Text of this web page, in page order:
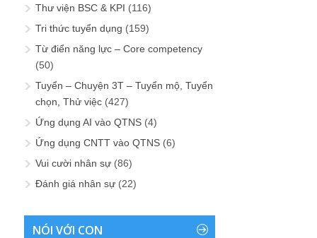
Thư viện BSC & KPI (116)
Tri thức tuyển dụng (159)
Từ điển năng lực – Core competency
(50)
Tuyển – Chuyện 3T – Tuyển mộ, Tuyển
chọn, Thử việc (427)
Ứng dụng AI vào QTNS (4)
Ứng dụng CNTT vào QTNS (6)
Vui cười nhân sự (86)
Đánh giá nhân sự (22)
NÓI VỚI CON